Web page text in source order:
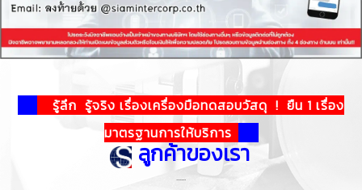
รู้ลึก รู้จริง เรื่องเครื่องมือทดสอบวัสดุ ! ยืน 1 เรื่อง
มาตรฐานการให้บริการ
ลูกค้าของเรา
......